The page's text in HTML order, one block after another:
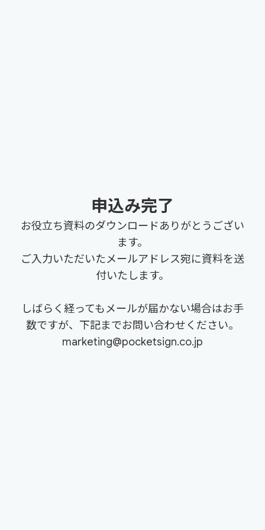
申込み完了
お役立ち資料のダウンロードありがとうござい
ます。
ご入力いただいたメールアドレス宛に資料を送
付いたします。
しばらく経ってもメールが届かない場合はお手
数ですが、下記までお問い合わせください。
marketing@pocketsign.co.jp